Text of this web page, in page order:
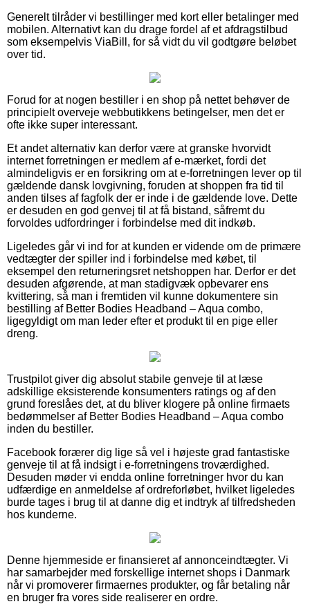
Generelt tilråder vi bestillinger med kort eller betalinger med
mobilen. Alternativt kan du drage fordel af et afdragstilbud
som eksempelvis ViaBill, for så vidt du vil godtgøre beløbet
over tid.
Forud for at nogen bestiller i en shop på nettet behøver de
principielt overveje webbutikkens betingelser, men det er
ofte ikke super interessant.
Et andet alternativ kan derfor være at granske hvorvidt
internet forretningen er medlem af e-mærket, fordi det
almindeligvis er en forsikring om at e-forretningen lever op til
gældende dansk lovgivning, foruden at shoppen fra tid til
anden tilses af fagfolk der er inde i de gældende love. Dette
er desuden en god genvej til at få bistand, såfremt du
forvoldes udfordringer i forbindelse med dit indkøb.
Ligeledes går vi ind for at kunden er vidende om de primære
vedtægter der spiller ind i forbindelse med købet, til
eksempel den returneringsret netshoppen har. Derfor er det
desuden afgørende, at man stadigvæk opbevarer ens
kvittering, så man i fremtiden vil kunne dokumentere sin
bestilling af Better Bodies Headband – Aqua combo,
ligegyldigt om man leder efter et produkt til en pige eller
dreng.
Trustpilot giver dig absolut stabile genveje til at læse
adskillige eksisterende konsumenters ratings og af den
grund foreslåes det, at du bliver klogere på online firmaets
bedømmelser af Better Bodies Headband – Aqua combo
inden du bestiller.
Facebook forærer dig lige så vel i højeste grad fantastiske
genveje til at få indsigt i e-forretningens troværdighed.
Desuden møder vi endda online forretninger hvor du kan
udfærdige en anmeldelse af ordreforløbet, hvilket ligeledes
burde tages i brug til at danne dig et indtryk af tilfredsheden
hos kunderne.
Denne hjemmeside er finansieret af annonceindtægter. Vi
har samarbejder med forskellige internet shops i Danmark
når vi promoverer firmaernes produkter, og får betaling når
en bruger fra vores side realiserer en ordre.